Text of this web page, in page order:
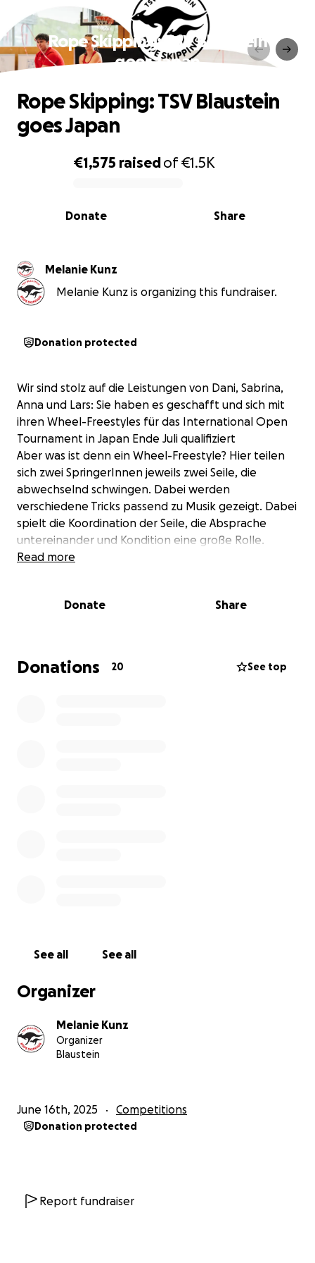
Rope Skipping: TSV Blaustein
goes Japan
0% complete
€1,575 raisedof€1.5K
Share
Donate
Rope Skipping: TSV Blaustein
goes Japan
Melanie Kunz
Melanie Kunz is organizing this fundraiser.
Donation protected
Wir sind stolz auf die Leistungen von Dani, Sabrina,
Anna und Lars: Sie haben es geschafft und sich mit
ihren Wheel-Freestyles für das International Open
Tournament in Japan Ende Juli qualifiziert
Aber was ist denn ein Wheel-Freestyle? Hier teilen
sich zwei SpringerInnen jeweils zwei Seile, die
abwechselnd schwingen. Dabei werden
verschiedene Tricks passend zu Musik gezeigt. Dabei
spielt die Koordination der Seile, die Absprache
untereinander und Kondition eine große Rolle.
Letztlich die Königsdisziplin unserer Sportart!
Unterstützung angewiesen. Die Teilnahme an einem
Delegationskleidung, Startgebühren, … . Diese
müssen in unserem wunderschönen, aber leider
Read more
Donate Share
Donations 20 See top
See all See all
Organizer
Melanie Kunz
Organizer
Blaustein
June 16th, 2025 Competitions
Donation protected
Report fundraiser